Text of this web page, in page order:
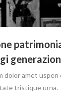
dolor amet uspen
tristique urna.